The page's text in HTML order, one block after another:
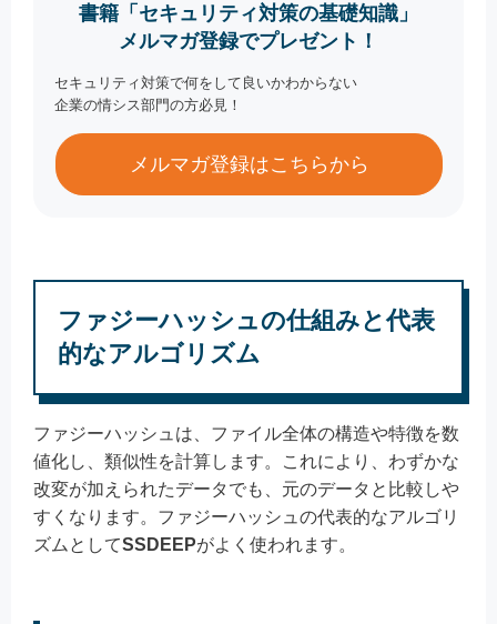
書籍「セキュリティ対策の基礎知識」
メルマガ登録でプレゼント！
セキュリティ対策で何をして良いかわからない
企業の情シス部門の方必見！
メルマガ登録はこちらから
ファジーハッシュの仕組みと代表
的なアルゴリズム
ファジーハッシュは、ファイル全体の構造や特徴を数
値化し、類似性を計算します。これにより、わずかな
改変が加えられたデータでも、元のデータと比較しや
すくなります。ファジーハッシュの代表的なアルゴリ
ズムとしてSSDEEPがよく使われます。